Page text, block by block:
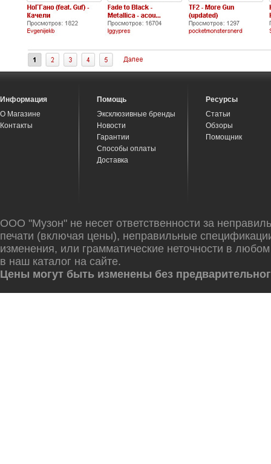
Информация
О Магазине
Контакты
Помощь
Эксклюзивные бренды
Новости
Гарантии
Способы оплаты
Доставка
Ресурсы
Статьи
Обзоры
Помощник
ООО "Музон" не несет ответственности за
печати (включая цены), неправильные
изменения, или грамматические неточности в
в наш каталог на сайте.
Цены могут быть изменены без